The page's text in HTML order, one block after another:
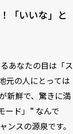
「いいな」と
あなたの目は「ス
元の人にとっては
新鮮で、驚きに満
ード」” なんで
ンスの源泉です。